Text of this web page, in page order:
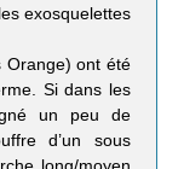
exosquelettes
Orange) ont été
Si dans les
un peu de
d’un sous